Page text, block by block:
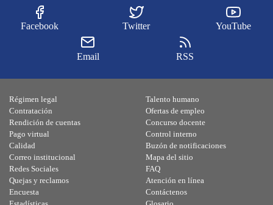
Facebook Twitter YouTube
Email RSS
Régimen legal
Contratación
Rendición de cuentas
Pago virtual
Calidad
Talento humano
Ofertas de empleo
Concurso docente
Control interno
Buzón de notificaciones
Correo institucional
Redes Sociales
Quejas y reclamos
Encuesta
Mapa del sitio
FAQ
Atención en línea
Contáctenos